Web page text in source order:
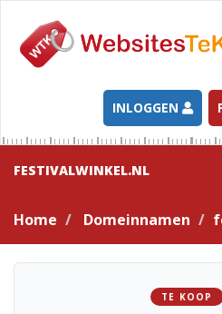
INLOGGEN
FESTIVALWINKEL.NL
Home Domeinnamen
TE KOOP